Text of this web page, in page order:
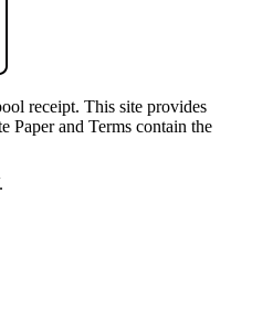
receipt. This site provides
Paper and Terms contain the